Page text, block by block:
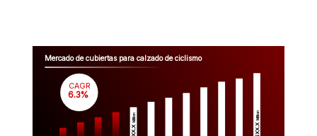
Mercado de cubiertas para calzado de ciclismo
$XX.X
Million
$XX.X
Million
CAGR
6.3%